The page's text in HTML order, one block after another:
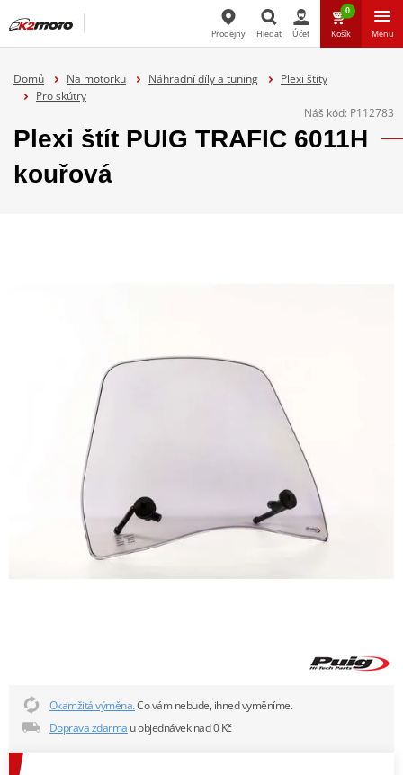
Prodejny Hledat Účet
0
Košík Menu
Domů Na motorku Náhradní díly a tuning
Plexi štíty
Pro skútry
Náš kód: P112783
Plexi štít PUIG TRAFIC 6011H
kouřová
Okamžitá výměna.Co vám nebude, ihned vyměníme.
Doprava zdarma u objednávek nad 0 Kč